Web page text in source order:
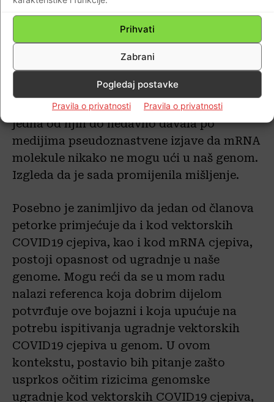
Prihvati
Zabrani
Pogledaj postavke
Pravila o privatnosti Pravila o privatnosti
reference mogu pronaći u mom radu.
Dvije članice Indexove petorke pribjegavaju
korištenju usporedbi da bi izrazile koliko je
po njihovim mišljenju mala vjerojatnost
integracije mRNA molekula iz cjepiva. No,
moram reći da je to ipak zaokret, jer je
jedna od njih do nedavno davala po
medijima pseudoznastvene izjave da mRNA
molekule nikako ne mogu ući u naš genom.
Izgleda da je sada promijenila mišljenje.
Posebno je zanimljivo da jedan od članova
petorke primjećuje da i kod vektorskih
COVID19 cjepiva, kao i kod mRNA cjepiva,
postoji opasnost od ugradnje u naše
genome. Mogu reći da se u mom radu
nalazi referenca koja dobrim dijelom
potvrđuje ove bojazni i koja upućuje na
potrebu ispitivanja ugradnje vektorskih
COVID19 cjepiva u genom. U ovom
kontekstu, postavio bih pitanje zašto
usprkos očitim rizicima genomske
ugradnje kod vektorskih COVID19 cjepiva,